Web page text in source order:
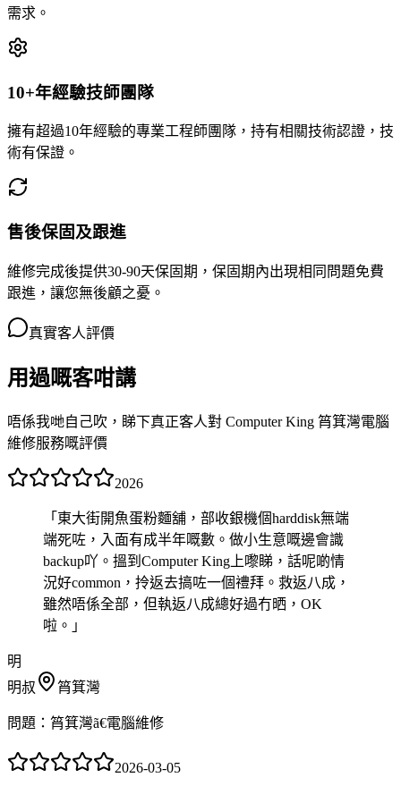
需求。
10+年經驗技師團隊
擁有超過10年經驗的專業工程師團隊，持有相關技術認證，技
術有保證。
售後保固及跟進
維修完成後提供30-90天保固期，保固期內出現相同問題免費
跟進，讓您無後顧之憂。
真實客人評價
用過嘅客咁講
唔係我哋自己吹，睇下真正客人對 Computer King 筲箕灣電腦
維修服務嘅評價
2026
「 東大街開魚蛋粉麵舖，部收銀機個harddisk無端
端死咗，入面有成半年嘅數。做小生意嘅邊會識
backup吖。搵到Computer King上嚟睇，話呢啲情
況好common，拎返去搞咗一個禮拜。救返八成，
雖然唔係全部，但執返八成總好過冇晒，OK
啦。 」
明
明叔
筲箕灣
問題： 筲箕灣ã€電腦維修
2026-03-05